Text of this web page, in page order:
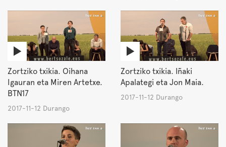
Zortziko txikia. Oihana
Igauran eta Miren Artetxe.
BTN17
2017-11-12 Durango
Zortziko txikia. Iñaki
Apalategi eta Jon Maia.
2017-11-12 Durango